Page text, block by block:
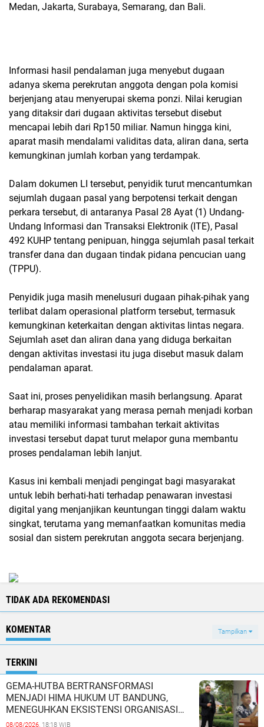
Medan, Jakarta, Surabaya, Semarang, dan Bali.
Informasi hasil pendalaman juga menyebut dugaan
adanya skema perekrutan anggota dengan pola komisi
berjenjang atau menyerupai skema ponzi. Nilai kerugian
yang ditaksir dari dugaan aktivitas tersebut disebut
mencapai lebih dari Rp150 miliar. Namun hingga kini,
aparat masih mendalami validitas data, aliran dana, serta
kemungkinan jumlah korban yang terdampak.
Dalam dokumen LI tersebut, penyidik turut mencantumkan
sejumlah dugaan pasal yang berpotensi terkait dengan
perkara tersebut, di antaranya Pasal 28 Ayat (1) Undang-
Undang Informasi dan Transaksi Elektronik (ITE), Pasal
492 KUHP tentang penipuan, hingga sejumlah pasal terkait
transfer dana dan dugaan tindak pidana pencucian uang
(TPPU).
Penyidik juga masih menelusuri dugaan pihak-pihak yang
terlibat dalam operasional platform tersebut, termasuk
kemungkinan keterkaitan dengan aktivitas lintas negara.
Sejumlah aset dan aliran dana yang diduga berkaitan
dengan aktivitas investasi itu juga disebut masuk dalam
pendalaman aparat.
Saat ini, proses penyelidikan masih berlangsung. Aparat
berharap masyarakat yang merasa pernah menjadi korban
atau memiliki informasi tambahan terkait aktivitas
investasi tersebut dapat turut melapor guna membantu
proses pendalaman lebih lanjut.
Kasus ini kembali menjadi pengingat bagi masyarakat
untuk lebih berhati-hati terhadap penawaran investasi
digital yang menjanjikan keuntungan tinggi dalam waktu
singkat, terutama yang memanfaatkan komunitas media
sosial dan sistem perekrutan anggota secara berjenjang.
TIDAK ADA REKOMENDASI
KOMENTAR Tampilkan
TERKINI
GEMA-HUTBA BERTRANSFORMASI
MENJADI HIMA HUKUM UT BANDUNG,
MENEGUHKAN EKSISTENSI ORGANISASI
MAHASISWA HUKUM UNIVERSITAS
08/08/2026, 18:18 WIB